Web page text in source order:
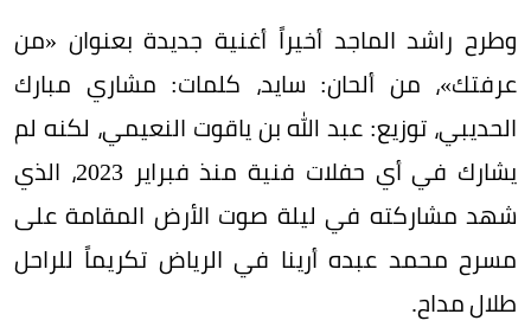
وطرح راشد الماجد أخيراً أغنية جديدة بعنوان «من
عرفتك»، من ألحان: سايد، كلمات: مشاري مبارك
الحديبي، توزيع: عبد الله بن ياقوت النعيمي، لكنه لم
يشارك في أي حفلات فنية منذ فبراير 2023، الذي
شهد مشاركته في ليلة صوت الأرض المقامة على
مسرح محمد عبده أرينا في الرياض تكريماً للراحل
طلال مداح.